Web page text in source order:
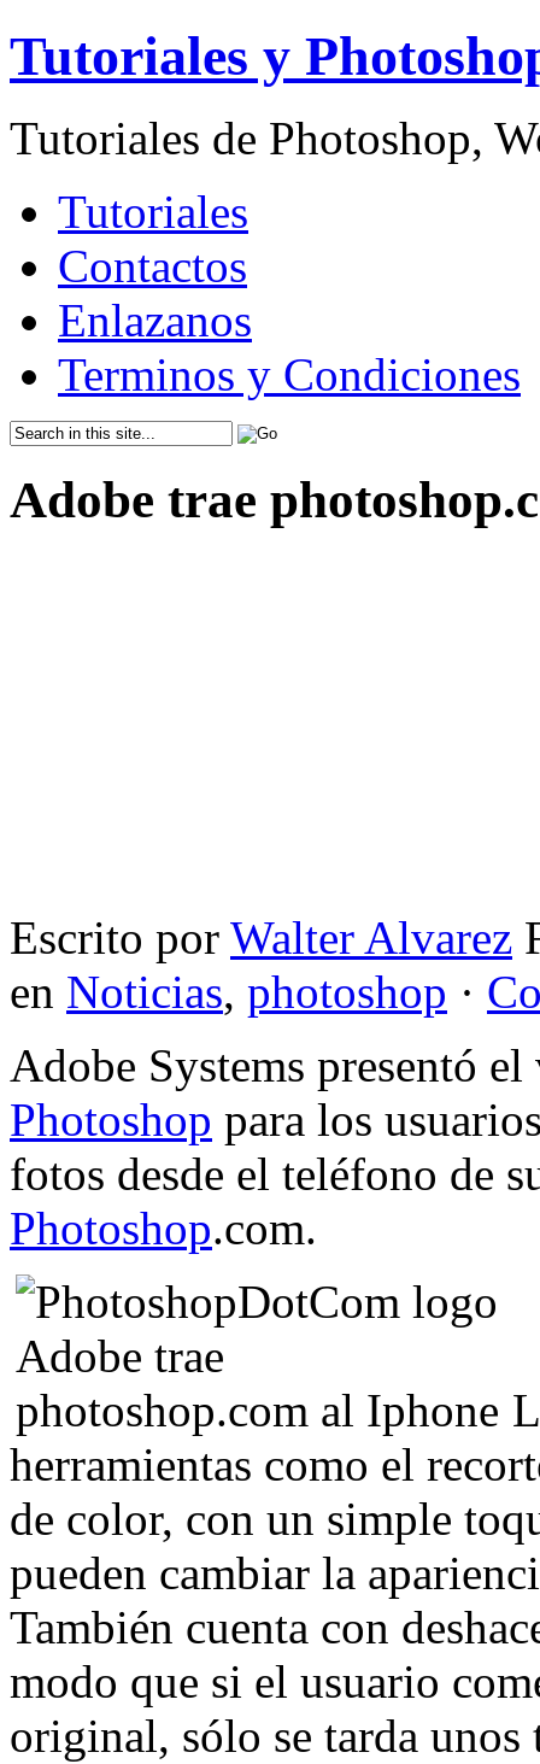
Tutoriales y
Tutoriales de Photoshop,
Tutoriales
Contactos
Enlazanos
Terminos y Condiciones
Adobe trae
Escrito por Walter Alvarez
en Noticias, photoshop ·
Adobe Systems presentó
Photoshop para los
fotos desde el teléfono de
Photoshop.com.
herramientas como el
de color, con un simple
pueden cambiar la
También cuenta con
modo que si el usuario
original, sólo se tarda unos